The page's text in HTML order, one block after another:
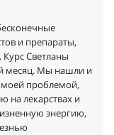
и препараты,
Светланы
месяц. Мы нашли и
моей проблемой,
на лекарствах и
энергию,